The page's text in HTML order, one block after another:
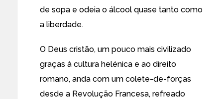
de sopa e odeia o álcool quase tanto como
a liberdade.
O Deus cristão, um pouco mais civilizado
graças à cultura helénica e ao direito
romano, anda com um colete-de-forças
desde a Revolução Francesa, refreado